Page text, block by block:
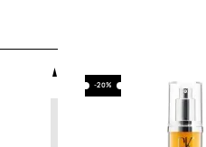
-20%